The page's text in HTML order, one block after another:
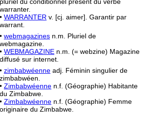
warranter.
• WARRANTER v. [cj. aimer]. Garantir par
warrant.
• webmagazines n.m. Pluriel de
webmagazine.
• WEBMAGAZINE n.m. (= webzine) Magazine
diffusé sur internet.
• zimbabwéenne adj. Féminin singulier de
zimbabwéen.
• Zimbabwéenne n.f. (Géographie) Habitante
du Zimbabwe.
• Zimbabwéenne n.f. (Géographie) Femme
originaire du Zimbabwe.